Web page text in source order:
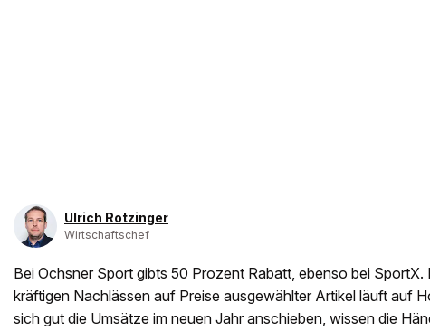
Ulrich Rotzinger
Wirtschaftschef
Bei Ochsner Sport gibts 50 Prozent Rabatt, ebenso bei
kräftigen Nachlässen auf Preise ausgewählter Artikel läuft auf
sich gut die Umsätze im neuen Jahr anschieben, wissen die